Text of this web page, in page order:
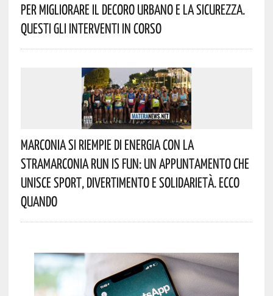
Per Migliorare Il Decoro Urbano E La Sicurezza.
Questi Gli Interventi In Corso
Marconia Si Riempie Di Energia Con La
StraMarconia Run Is Fun: Un Appuntamento Che
Unisce Sport, Divertimento E Solidarietà. Ecco
Quando